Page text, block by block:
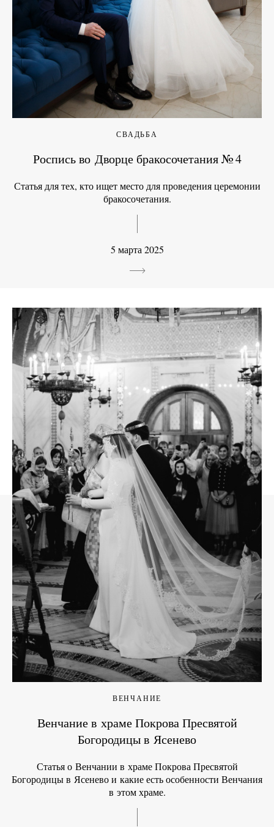
СВАДЬБА
Роспись во Дворце бракосочетания № 4
Статья для тех, кто ищет место для проведения церемонии
бракосочетания.
5 марта 2025
ВЕНЧАНИЕ
Венчание в храме Покрова Пресвятой
Богородицы в Ясенево
Статья о Венчании в храме Покрова Пресвятой
Богородицы в Ясенево и какие есть особенности Венчания
в этом храме.